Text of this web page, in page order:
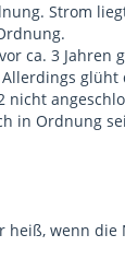
Strom
ca. 3 Jahren
nicht
in Ordnung
heiß, wenn die